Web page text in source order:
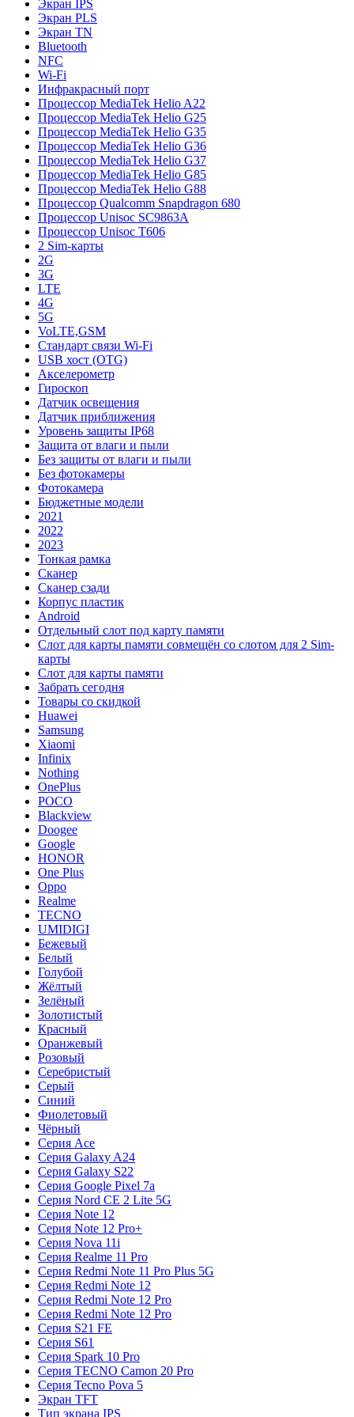
Экран IPS
Экран PLS
Экран TN
Bluetooth
NFC
Wi-Fi
Инфракрасный порт
Процессор MediaTek Helio A22
Процессор MediaTek Helio G25
Процессор MediaTek Helio G35
Процессор MediaTek Helio G36
Процессор MediaTek Helio G37
Процессор MediaTek Helio G85
Процессор MediaTek Helio G88
Процессор Qualcomm Snapdragon 680
Процессор Unisoc SC9863A
Процессор Unisoc T606
2 Sim-карты
2G
3G
LTE
4G
5G
VoLTE,GSM
Стандарт связи Wi-Fi
USB хост (OTG)
Акселерометр
Гироскоп
Датчик освещения
Датчик приближения
Уровень защиты IP68
Защита от влаги и пыли
Без защиты от влаги и пыли
Без фотокамеры
Фотокамера
Бюджетные модели
2021
2022
2023
Тонкая рамка
Сканер
Сканер сзади
Корпус пластик
Android
Отдельный слот под карту памяти
Слот для карты памяти совмещён со слотом для 2 Sim-
карты
Слот для карты памяти
Забрать сегодня
Товары со скидкой
Huawei
Samsung
Xiaomi
Infinix
Nothing
OnePlus
POCO
Blackview
Doogee
Google
HONOR
One Plus
Oppo
Realme
TECNO
UMIDIGI
Бежевый
Белый
Голубой
Жёлтый
Зелёный
Золотистый
Красный
Оранжевый
Розовый
Серебристый
Серый
Синий
Фиолетовый
Чёрный
Серия Ace
Серия Galaxy A24
Серия Galaxy S22
Серия Google Pixel 7a
Серия Nord CE 2 Lite 5G
Серия Note 12
Серия Note 12 Pro+
Серия Nova 11i
Серия Realme 11 Pro
Серия Redmi Note 11 Pro Plus 5G
Серия Redmi Note 12
Серия Redmi Note 12 Pro
Серия Redmi Note 12 Pro
Серия S21 FE
Серия S61
Серия Spark 10 Pro
Серия TECNO Camon 20 Pro
Серия Tecno Pova 5
Экран TFT
Тип экрана IPS